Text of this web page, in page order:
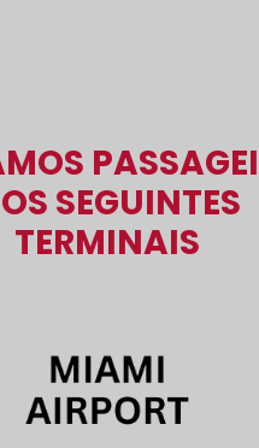
SEGUINTES
TERMINAIS